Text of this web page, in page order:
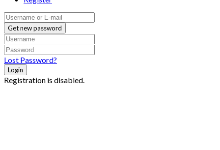
Get new password
Lost Password?
Login
Registration is disabled.